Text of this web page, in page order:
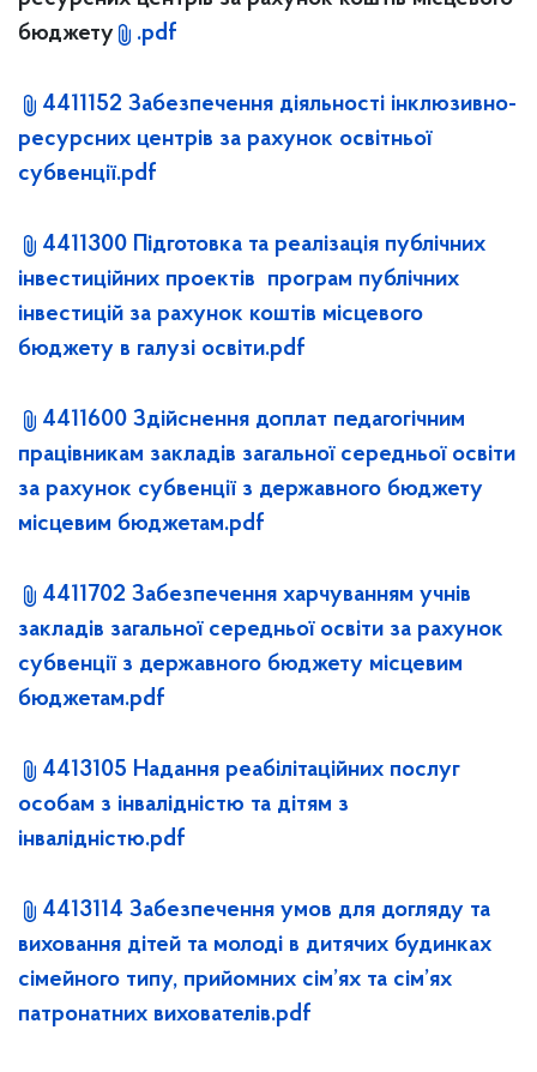
бюджету
.pdf
4411152 Забезпечення діяльності інклюзивно-
ресурсних центрів за рахунок освітньої
субвенції.pdf
4411300 Підготовка та реалізація публічних
інвестиційних проектів програм публічних
інвестицій за рахунок коштів місцевого
бюджету в галузі освіти.pdf
4411600 Здійснення доплат педагогічним
працівникам закладів загальної середньої освіти
за рахунок субвенції з державного бюджету
місцевим бюджетам.pdf
4411702 Забезпечення харчуванням учнів
закладів загальної середньої освіти за рахунок
субвенції з державного бюджету місцевим
бюджетам.pdf
4413105 Надання реабілітаційних послуг
особам з інвалідністю та дітям з
інвалідністю.pdf
4413114 Забезпечення умов для догляду та
виховання дітей та молоді в дитячих будинках
сімейного типу, прийомних сім’ях та сім’ях
патронатних вихователів.pdf